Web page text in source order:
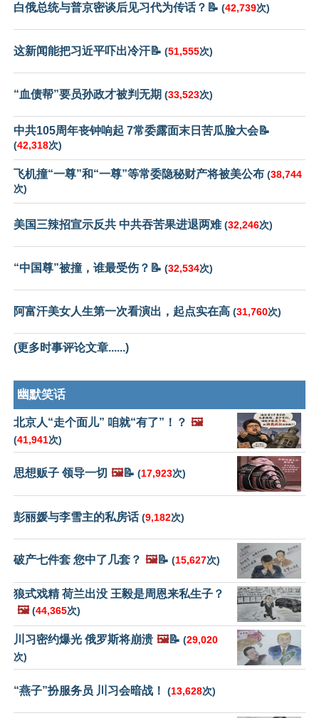
白俄总统与普京密谈后见习代为传话？📝 (42,739次)
这新闻能把习近平吓出冷汗📝 (51,555次)
“血债帮”要员孙政才被判无期 (33,523次)
中共105周年丧钟响起 7常委露面末日苦瓜脸大会📝
(42,318次)
飞机撞“一尊”和“一尊”等常委隐秘财产将被美公布 (38,744
次)
美国三辣招宣示反共 中共吞苦果进退两难(32,246次)
“中国尊”被撞，谁最受伤？📝 (32,534次)
阿富汗美女人生第一次看演出，起点实在高 (31,760次)
(更多时事评论文章......)
幽默笑话
北京人“走个面儿” 咱就“有了”！？ 🖼️
(41,941次)
思想贩子 领导一切 🖼️📝 (17,923次)
彭丽媛与李雪主的私房话(9,182次)
破产七件套 您中了几套？ 🖼️📝 (15,627次)
狼式戏精 荷兰出没 王毅是周恩来私生子？
🖼️ (44,365次)
川习密约爆光 俄罗斯将崩溃 🖼️📝 (29,020
次)
“燕子”扮服务员 川习会暗战！ (13,628次)